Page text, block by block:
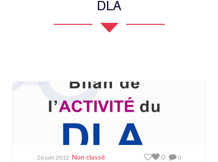
DLA
26 juin 2012 Non classé 0
0